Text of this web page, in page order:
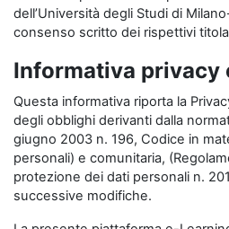
dell’Università degli Studi di
consenso scritto dei rispettivi
Informativa privacy
Questa informativa riporta la
degli obblighi derivanti dalla
giugno 2003 n. 196, Codice in
personali) e comunitaria,
protezione dei dati personali n.
successive modifiche.